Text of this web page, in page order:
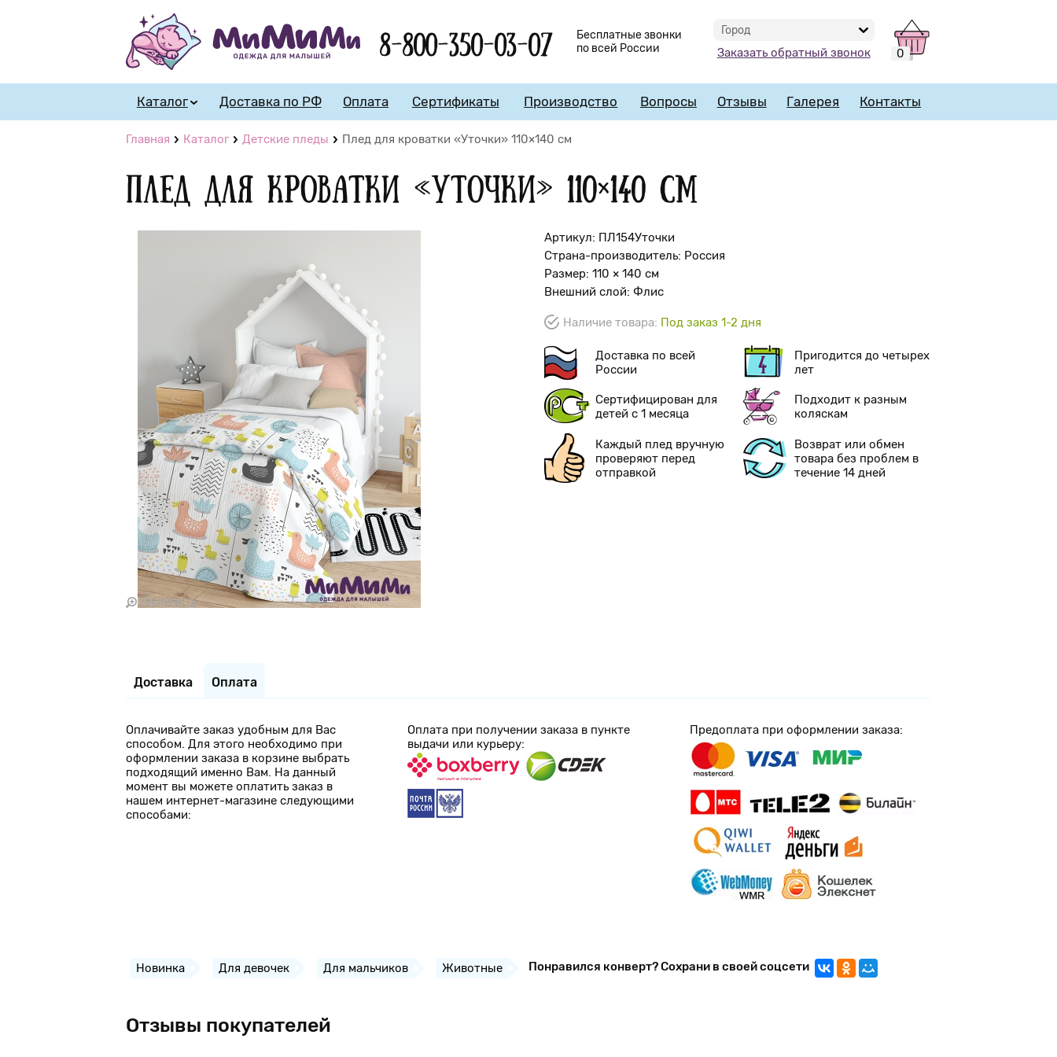
8-800-350-03-07
Бесплатные звонки
по всей России
Город
Заказать обратный звонок 0
Каталог Доставка по РФ Оплата Сертификаты Производство Вопросы Отзывы Галерея Контакты
Главная Каталог Детские пледы Плед для кроватки «Уточки» 110×140 см
Плед для кроватки «Уточки» 110×140 см
Увеличить
Артикул: ПЛ154Уточки
Страна-производитель: Россия
Размер: 110 × 140 см
Внешний слой: Флис
Наличие товара: Под заказ 1-2 дня
Доставка по всей
России
Пригодится до четырех
лет
Сертифицирован для
детей с 1 месяца
Подходит к разным
коляскам
Каждый плед вручную
проверяют перед
отправкой
Возврат или обмен
товара без проблем в
течение 14 дней
Доставка Оплата
Оплачивайте заказ удобным для Вас
способом. Для этого необходимо при
оформлении заказа в корзине выбрать
подходящий именно Вам. На данный
момент вы можете оплатить заказ в
нашем интернет-магазине следующими
способами:
Оплата при получении заказа в пункте
выдачи или курьеру:
Предоплата при оформлении заказа:
Новинка Для девочек Для мальчиков Животные Понравился конверт? Сохрани в своей соцсети
Отзывы покупателей